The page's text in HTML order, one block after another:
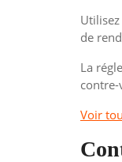
de
La
Voir